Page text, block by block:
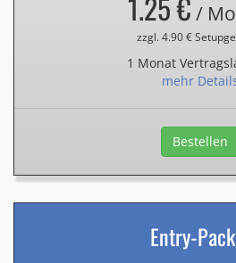
/
zzgl. 4.90 €
1 Monat
mehr
Bestellen
Entry-